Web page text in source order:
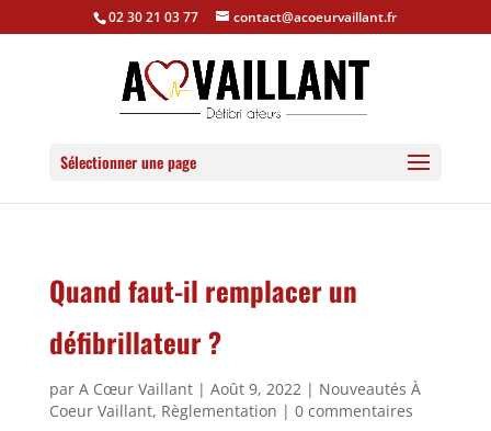
02 30 21 03 77 contact@acoeurvaillant.fr
Sélectionner une page
Quand faut-il remplacer un
défibrillateur ?
par A Cœur Vaillant| Août 9, 2022| Nouveautés À
Coeur Vaillant, Règlementation | 0 commentaires
Panneau de gestion des cookies